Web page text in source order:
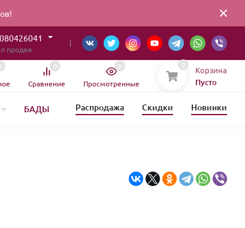
продаж
Сравнение
0
Просмотренные
0 0 Корзина
Пусто
БАДЫ
Распродажа Скидки Новинки